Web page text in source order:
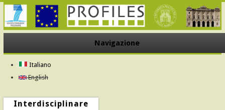
Navigazione
Italiano
English
Interdisciplinare